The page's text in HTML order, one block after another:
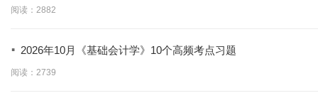
学】
阅读：2882
· 2026年10月《基础会计学》10个高频考点习题
阅读：2739